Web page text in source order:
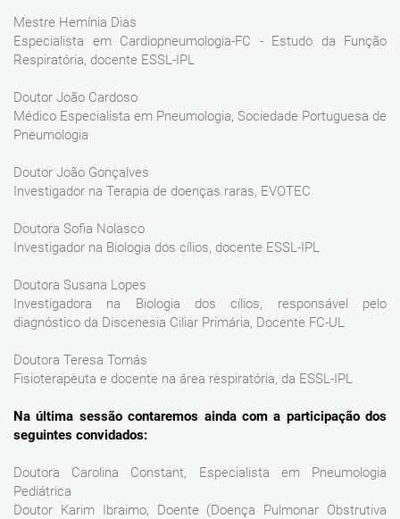
Mestre Hemínia Dias
Especialista em Cardiopneumologia-FC - Estudo da Função
Respiratória, docente ESSL-IPL
Doutor João Cardoso
Médico Especialista em Pneumologia, Sociedade Portuguesa de
Pneumologia
Doutor João Gonçalves
Investigador na Terapia de doenças raras, EVOTEC
Doutora Sofia Nolasco
Investigador na Biologia dos cílios, docente ESSL-IPL
Doutora Susana Lopes
Investigadora na Biologia dos cílios, responsável pelo
diagnóstico da Discenesia Ciliar Primária, Docente FC-UL
Doutora Teresa Tomás
Fisioterapeuta e docente na área respiratória, da ESSL-IPL
Na última sessão contaremos ainda com a participação dos
seguintes convidados:
Doutora Carolina Constant, Especialista em Pneumologia
Pediátrica
Doutor Karim Ibraimo, Doente (Doença Pulmonar Obstrutiva